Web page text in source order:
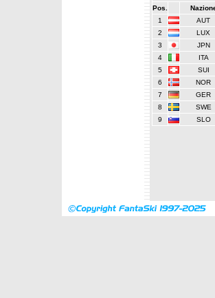
Pos.
1
AUT
2
LUX
3
JPN
4
ITA
5
SUI
6
NOR
7
GER
8
SWE
9
SLO